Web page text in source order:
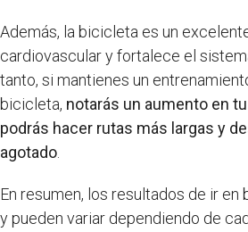
Además, la bicicleta es un
cardiovascular y fortalece el
tanto, si mantienes un
bicicleta, notarás un aumento en
podrás hacer rutas más largas y
agotado
En resumen, los resultados de ir
y pueden variar dependiendo de